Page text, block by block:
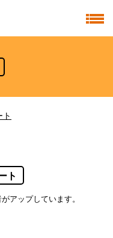
ト
アップしています。